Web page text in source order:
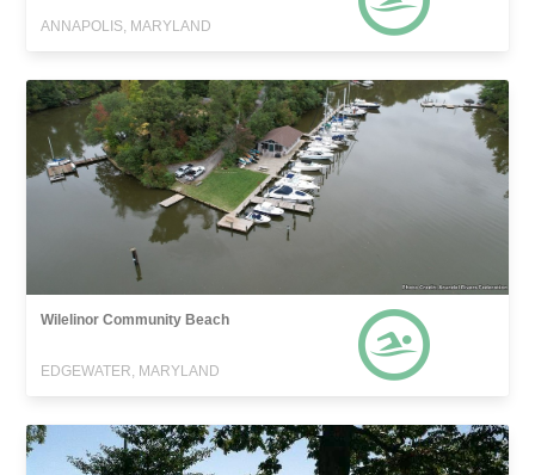
ANNAPOLIS, MARYLAND
Wilelinor Community Beach
EDGEWATER, MARYLAND